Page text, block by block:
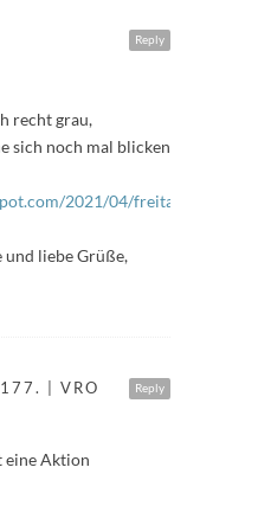
Reply
recht grau,
sich noch mal blicken
2021/04/freitags-
und liebe Grüße,
Reply
| VRO
eine Aktion